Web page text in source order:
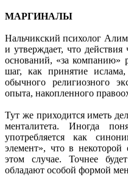
МАРГИНАЛЫ
Нальчикский психолог
и утверждает, что
оснований, «за компанию»
шаг, как принятие ислама,
обычного религиозного
опыта, накопленного
Тут же приходится иметь
менталитета. Иногда
употребляется как
элемент», что в
этом случае. Точнее
обладают особой формой